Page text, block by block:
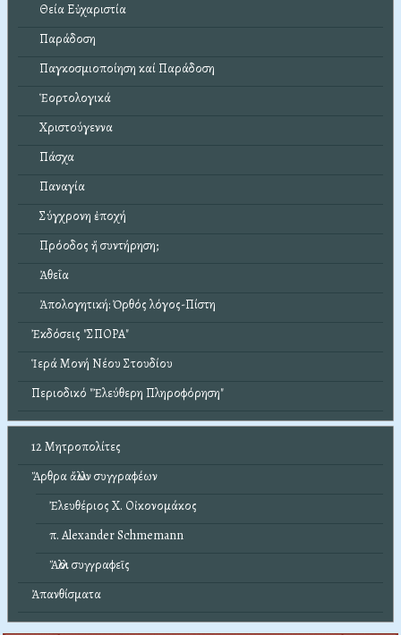
Θεία Εὐχαριστία
Παράδοση
Παγκοσμιοποίηση καί Παράδοση
Ἑορτολογικά
Χριστούγεννα
Πάσχα
Παναγία
Σύγχρονη ἐποχή
Πρόοδος ἤ συντήρηση;
Ἀθεΐα
Ἀπολογητική: Ὀρθός λόγος-Πίστη
Ἐκδόσεις "ΣΠΟΡΑ"
Ἱερά Μονή Νέου Στουδίου
Περιοδικό "Ἐλεύθερη Πληροφόρηση"
12 Μητροπολίτες
Ἄρθρα ἄλλων συγγραφέων
Ἐλευθέριος Χ. Οἰκονομάκος
π. Alexander Schmemann
Ἄλλοι συγγραφεῖς
Ἀπανθίσματα